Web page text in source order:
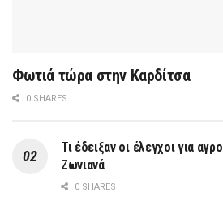
Φωτιά τώρα στην Καρδίτσα
0 SHARES
Τι έδειξαν οι έλεγχοι για
Ζωνιανά
0 SHARES